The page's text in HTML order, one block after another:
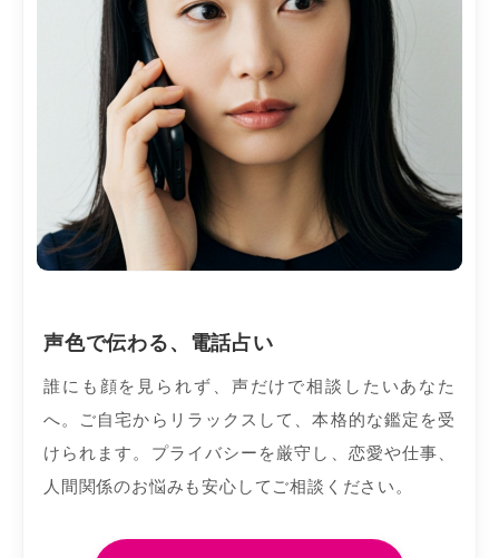
声色で伝わる、電話占い
誰にも顔を見られず、声だけで相談したいあなた
へ。ご自宅からリラックスして、本格的な鑑定を受
けられます。プライバシーを厳守し、恋愛や仕事、
人間関係のお悩みも安心してご相談ください。